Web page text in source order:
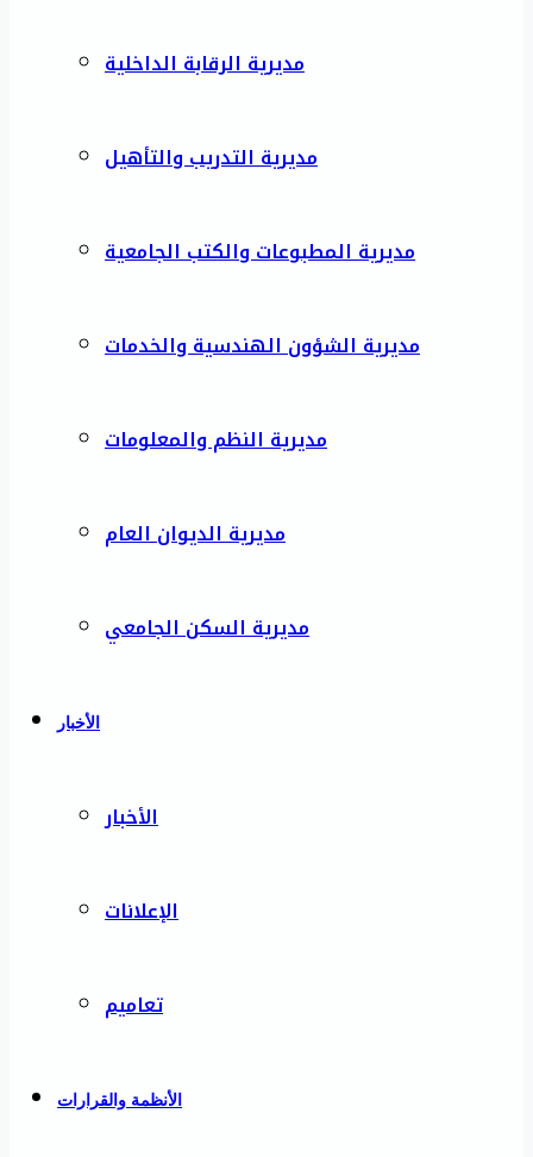
مديرية الرقابة الداخلية
مديرية التدريب والتأهيل
مديرية المطبوعات والكتب الجامعية
مديرية الشؤون الهندسية والخدمات
مديرية النظم والمعلومات
مديرية الديوان العام
مديرية السكن الجامعي
الأخبار
الأخبار
الإعلانات
تعاميم
الأنظمة والقرارات